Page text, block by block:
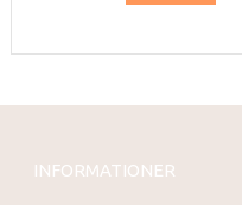
INFORMATIONER